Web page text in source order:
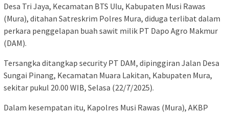
Desa Tri Jaya, Kecamatan BTS Ulu, Kabupaten Musi Rawas
(Mura), ditahan Satreskrim Polres Mura, diduga terlibat dalam
perkara penggelapan buah sawit milik PT Dapo Agro Makmur
(DAM).
Tersangka ditangkap security PT DAM, dipinggiran Jalan Desa
Sungai Pinang, Kecamatan Muara Lakitan, Kabupaten Mura,
sekitar pukul 20.00 WIB, Selasa (22/7/2025).
Dalam kesempatan itu, Kapolres Musi Rawas (Mura), AKBP